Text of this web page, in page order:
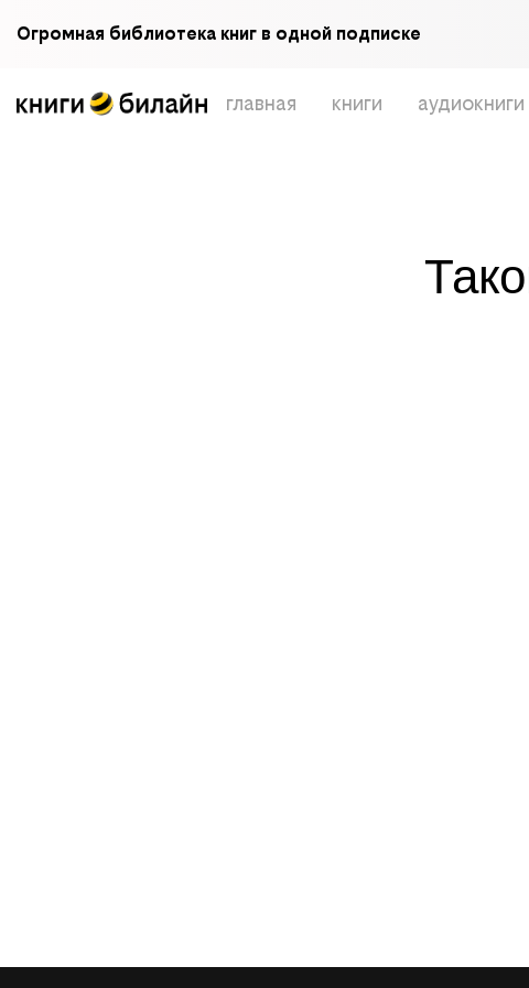
Огромная библиотека книг в одной подписке
главная книги аудиокниги